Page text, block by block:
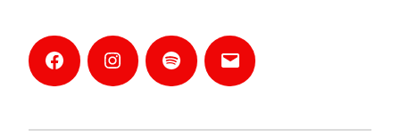
FacebookInstagramMannheim-
E-